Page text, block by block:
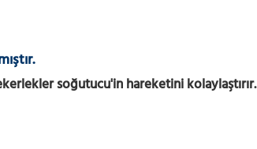
soğutucu'in hareketini kolaylaştırır.